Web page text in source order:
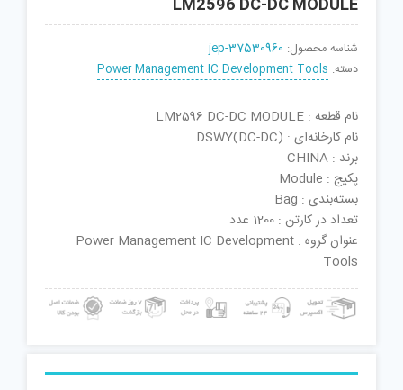
LM2596 DC-DC MODULE
شناسه محصول: jep-37530960
دسته: Power Management IC Development Tools
نام قطعه : LM2596 DC-DC MODULE
نام کارخانه‌ای : DSWY(DC-DC)
برند : CHINA
پکیج : Module
بسته‌بندی : Bag
تعداد در کارتن : 1200 عدد
عنوان گروه : Power Management IC Development
Tools